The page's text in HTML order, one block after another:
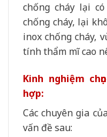
chống cháy lại
chống cháy, lại
inox chống cháy,
tính thẩm mĩ cao
Kinh nghiệm
hợp:
Các chuyên gia
vấn đề sau: